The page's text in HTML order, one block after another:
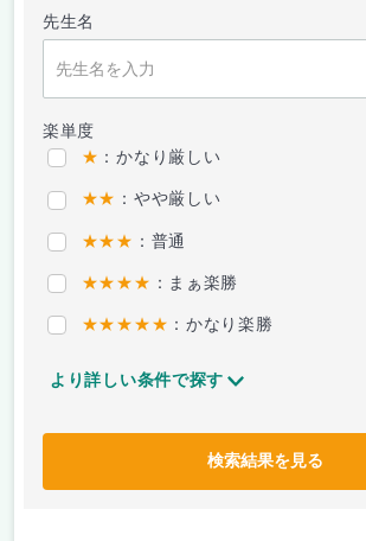
先生名
楽単度
★ ：かなり厳しい
★★ ：やや厳しい
★★★ ：普通
★★★★ ：まぁ楽勝
★★★★★ ：かなり楽勝
より詳しい条件で探す
検索結果を見る